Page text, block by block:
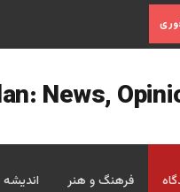
فرهنگ و هنر اندیشه